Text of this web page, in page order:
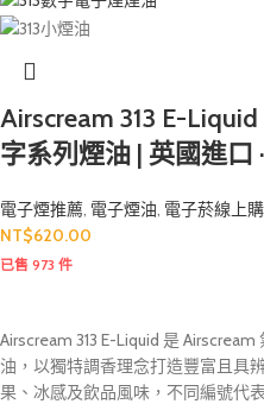
Airscream 313 E-
字系列煙油 | 英國進口
電子煙推薦, 電子煙油, 電子菸線上
NT$620.00
已售 973 件
Airscream 313 E-Liquid 是
油，以獨特調香理念打造豐富且具
果、冰感及飲品風味，不同編號代